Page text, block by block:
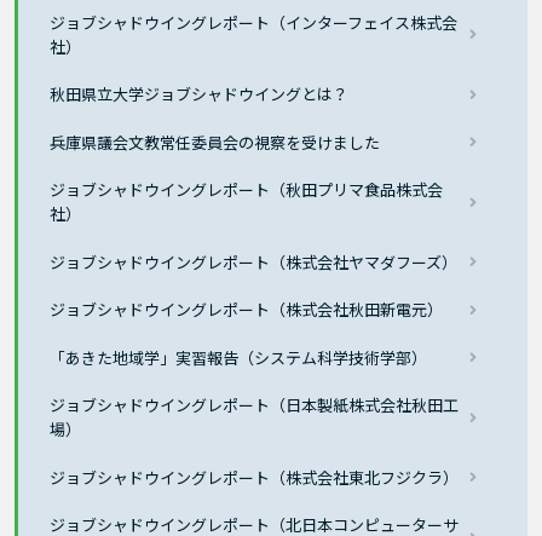
ジョブシャドウイングレポート（インターフェイス株式会
社）
秋田県立大学ジョブシャドウイングとは？
兵庫県議会文教常任委員会の視察を受けました
ジョブシャドウイングレポート（秋田プリマ食品株式会
社）
ジョブシャドウイングレポート（株式会社ヤマダフーズ）
ジョブシャドウイングレポート（株式会社秋田新電元）
「あきた地域学」実習報告（システム科学技術学部）
ジョブシャドウイングレポート（日本製紙株式会社秋田工
場）
ジョブシャドウイングレポート（株式会社東北フジクラ）
ジョブシャドウイングレポート（北日本コンピューターサ